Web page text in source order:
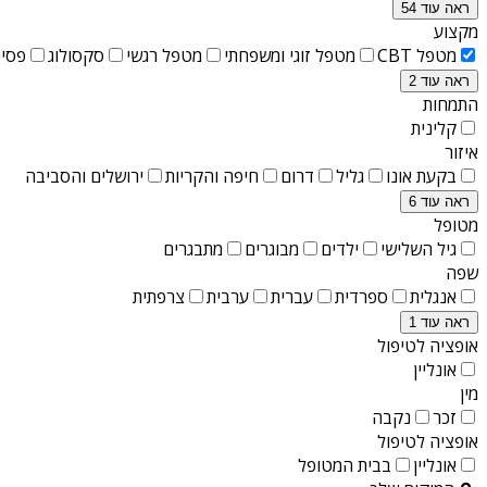
ראה עוד 54
מקצוע
מטפל CBT
מטפל זוגי ומשפחתי מטפל רגשי סקסולוג
ראה עוד 2
התמחות
קלינית
איזור
בקעת אונו
גליל דרום חיפה והקריות ירושלים והסביבה
ראה עוד 6
מטופל
גיל השלישי
ילדים מבוגרים
מתבגרים
שפה
אנגלית
ספרדית עברית ערבית צרפתית
ראה עוד 1
אופציה לטיפול
אונליין
מין
זכר
נקבה
אופציה לטיפול
אונליין
בבית המטופל